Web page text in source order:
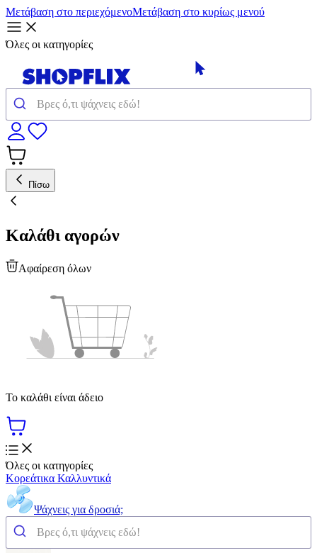
Μετάβαση στο περιεχόμενοΜετάβαση στο κυρίως μενού
Όλες οι κατηγορίες
Πίσω
Καλάθι αγορών
Αφαίρεση όλων
Το καλάθι είναι άδειο
Όλες οι κατηγορίες
Κορεάτικα Καλλυντικά
Ψάχνεις για δροσιά;